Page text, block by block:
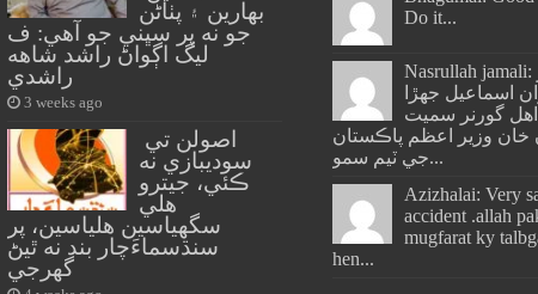
بهارين ۽ پٺاڻن
جو نه پر سڀني جو آهي: ف
ليگ اڳواڻ راشد شاهه
راشدي
3 weeks ago
سوديبازي نه
ڪئي، جيترو
هلي
سگهياسين هلياسين، پر
سنڌسماءَچار بند نه ٿيڻ
گهرجي
Do it...
Nasrullah jamali: گورنر
اسماعيل جھڙا
گورنر سميت
خان وزير اعظم پاڪستان
جي ٽيم سمو...
Azizhalai: Very
accident .allah
mugfarat ky
hen...